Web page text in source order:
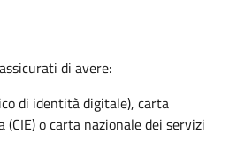
di avere:
di identità digitale), carta
o carta nazionale dei servizi